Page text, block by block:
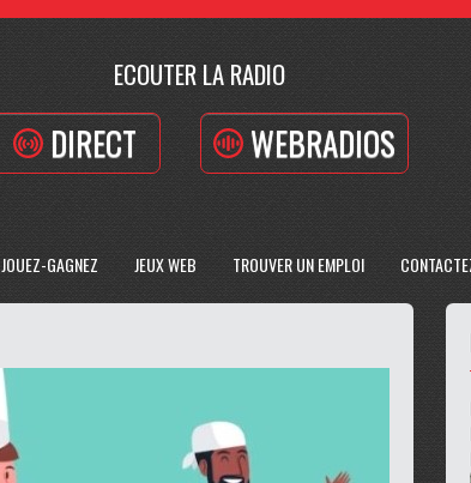
ECOUTER LA RADIO
DIRECT WEBRADIOS
JOUEZ-GAGNEZ JEUX WEB TROUVER UN EMPLOI